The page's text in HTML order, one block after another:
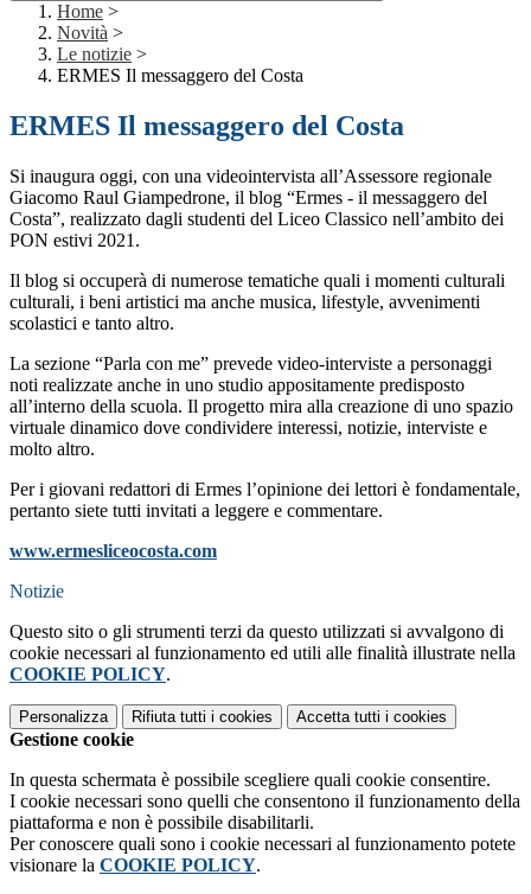
Home >
Novità >
Le notizie >
ERMES Il messaggero del Costa
ERMES Il messaggero del Costa
Si inaugura oggi, con una videointervista all’Assessore regionale
Giacomo Raul Giampedrone, il blog “Ermes - il messaggero del
Costa”, realizzato dagli studenti del Liceo Classico nell’ambito dei
PON estivi 2021.
Il blog si occuperà di numerose tematiche quali i momenti culturali
culturali, i beni artistici ma anche musica, lifestyle, avvenimenti
scolastici e tanto altro.
La sezione “Parla con me” prevede video-interviste a personaggi
noti realizzate anche in uno studio appositamente predisposto
all’interno della scuola. Il progetto mira alla creazione di uno spazio
virtuale dinamico dove condividere interessi, notizie, interviste e
molto altro.
Per i giovani redattori di Ermes l’opinione dei lettori è fondamentale,
pertanto siete tutti invitati a leggere e commentare.
www.ermesliceocosta.com
Notizie
Questo sito o gli strumenti terzi da questo utilizzati si avvalgono di
cookie necessari al funzionamento ed utili alle finalità illustrate nella
COOKIE POLICY.
Personalizza Rifiuta tutti i cookies Accetta tutti i cookies
Gestione cookie
In questa schermata è possibile scegliere quali cookie consentire.
I cookie necessari sono quelli che consentono il funzionamento della
piattaforma e non è possibile disabilitarli.
Per conoscere quali sono i cookie necessari al funzionamento potete
visionare la COOKIE POLICY.